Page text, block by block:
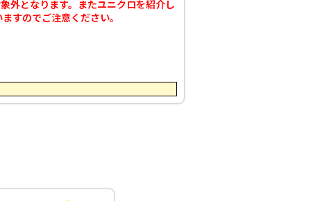
外となります。
またユニクロを紹介し
すのでご注意ください。